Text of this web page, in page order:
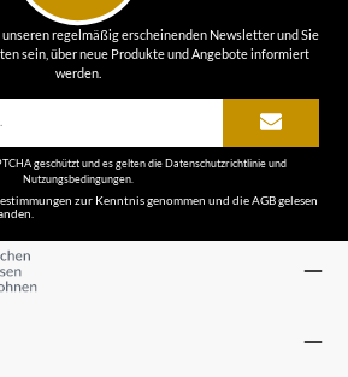
regelmäßig erscheinenden Newsletter und Sie
sein, über neue Produkte und Angebote informiert
werden.
geschützt und es gelten dieDatenschutzrichtlinieund
Nutzungsbedingungen
zur Kenntnis genommen und dieAGBgelesen